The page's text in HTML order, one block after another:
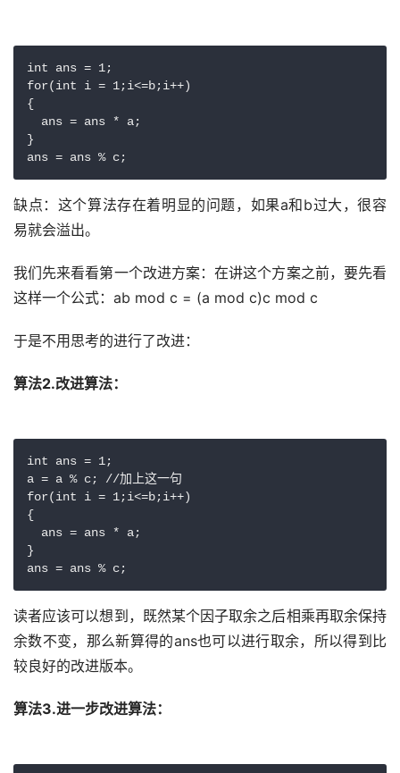
int ans = 1;
for(int i = 1;i<=b;i++)
{
  ans = ans * a;
}
缺点：这个算法存在着明显的问题，如果a和b过大，很容
易就会溢出。
我们先来看看第一个改进方案：在讲这个方案之前，要先看
这样一个公式：ab mod c = (a mod c)c mod c
于是不用思考的进行了改进：
算法2.改进算法：
int ans = 1;
a = a % c; //加上这一句
for(int i = 1;i<=b;i++)
{
  ans = ans * a;
}
读者应该可以想到，既然某个因子取余之后相乘再取余保持
余数不变，那么新算得的ans也可以进行取余，所以得到比
较良好的改进版本。
算法3.进一步改进算法：